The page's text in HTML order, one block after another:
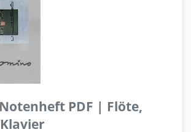
PDF | Flöte,